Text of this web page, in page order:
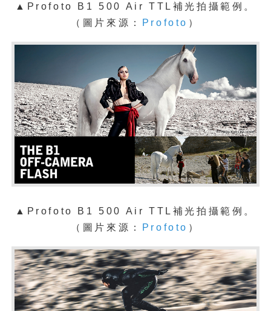
▲ Profoto B1 500 Air TTL補光拍攝範例。
（圖片來源：
Profoto ）
▲ Profoto B1 500 Air TTL補光拍攝範例。
（圖片來源：
Profoto ）